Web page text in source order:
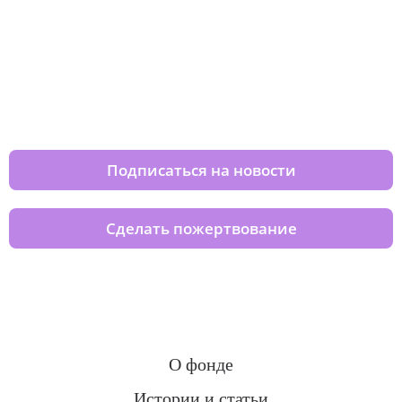
Подписаться на новости
Сделать пожертвование
О фонде